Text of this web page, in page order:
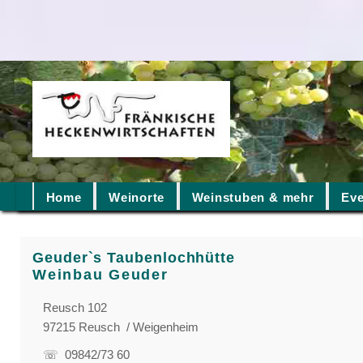
Home Weinorte Weinstuben & mehr
Geuder`s Taubenlochhütte
Weinbau Geuder
Reusch 102
97215 Reusch / Weigenheim
☏ 09842/73 60